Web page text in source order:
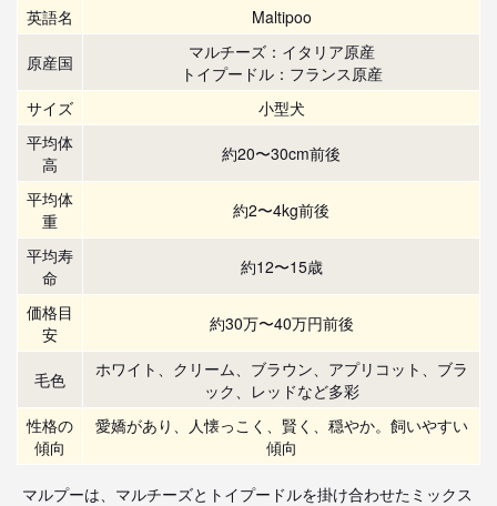
英語名
Maltipoo
原産国
マルチーズ：イタリア原産
トイプードル：フランス原産
サイズ
小型犬
平均体
高
約20〜30cm前後
平均体
重
約2〜4kg前後
平均寿
命
約12〜15歳
価格目
安
約30万〜40万円前後
毛色
ホワイト、クリーム、ブラウン、アプリコット、ブラ
ック、レッドなど多彩
性格の
傾向
愛嬌があり、人懐っこく、賢く、穏やか。飼いやすい
傾向
マルプーは、マルチーズとトイプードルを掛け合わせたミックス